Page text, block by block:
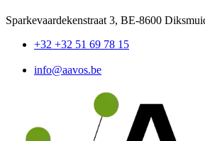
Sparkevaardekenstraat 3, BE-8600
+32 +32 51 69 78 15
info@aavos.be